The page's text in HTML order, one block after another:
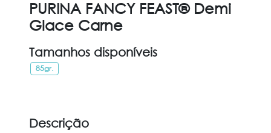
PURINA FANCY FEAST® Demi
Glace Carne
Tamanhos disponíveis
85gr.
Descrição